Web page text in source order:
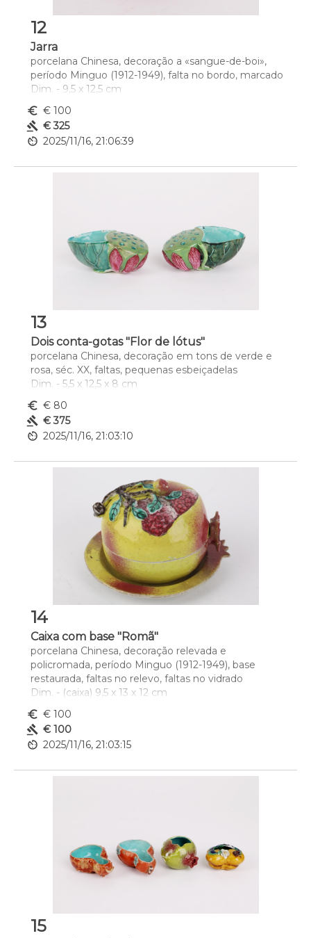
12
Jarra
porcelana Chinesa, decoração a «sangue-de-boi»,
período Minguo (1912-1949), falta no bordo, marcado
Dim. - 9,5 x 12,5 cm
euro_symbol € 100
gavel € 325
av_timer 2025/11/16, 21:06:39
13
Dois conta-gotas "Flor de lótus"
porcelana Chinesa, decoração em tons de verde e
rosa, séc. XX, faltas, pequenas esbeiçadelas
Dim. - 5,5 x 12,5 x 8 cm
euro_symbol € 80
gavel € 375
av_timer 2025/11/16, 21:03:10
14
Caixa com base "Romã"
porcelana Chinesa, decoração relevada e
policromada, período Minguo (1912-1949), base
restaurada, faltas no relevo, faltas no vidrado
Dim. - (caixa) 9,5 x 13 x 12 cm
euro_symbol € 100
gavel € 100
av_timer 2025/11/16, 21:03:15
15